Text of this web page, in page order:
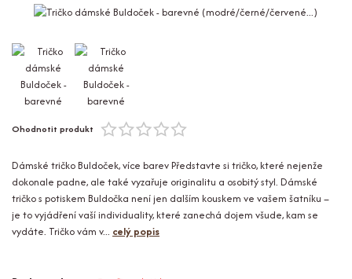
Ohodnotit produkt
Dámské tričko Buldoček, více barev Představte si tričko, které nejenže
dokonale padne, ale také vyzařuje originalitu a osobitý styl. Dámské
tričko s potiskem Buldočka není jen dalším kouskem ve vašem šatníku –
je to vyjádření vaší individuality, které zanechá dojem všude, kam se
vydáte. Tričko vám v... celý popis